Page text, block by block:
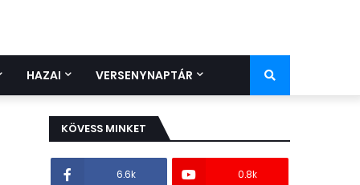
HAZAI VERSENYNAPTÁR
KÖVESS MINKET
6.6k 0.8k